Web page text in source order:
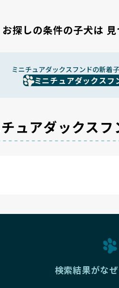
お探しの条件の子犬は
ミニチュアダックスフンドの新着
ミニチュアダックスフ
ュアダックス
検索結果がな